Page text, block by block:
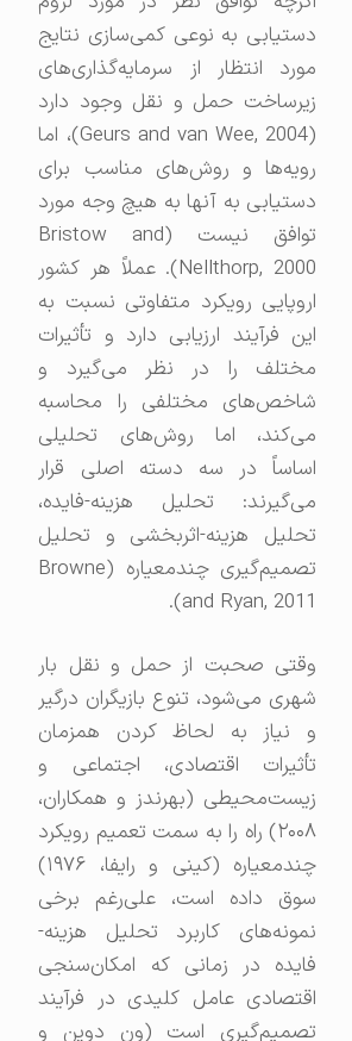
دستیابی به نوعی کمی‌سازی نتایج
مورد انتظار از سرمایه‌گذاری‌های
زیرساخت حمل و نقل وجود دارد
(Geurs and van Wee, 2004)، اما
رویه‌ها و روش‌های مناسب برای
دستیابی به آنها به هیچ وجه مورد
توافق نیست (Bristow and
Nellthorp, 2000). عملاً هر کشور
اروپایی رویکرد متفاوتی نسبت به
این فرآیند ارزیابی دارد و تأثیرات
مختلف را در نظر می‌گیرد و
شاخص‌های مختلفی را محاسبه
می‌کند، اما روش‌های تحلیلی
اساساً در سه دسته اصلی قرار
می‌گیرند: تحلیل هزینه-فایده،
تحلیل هزینه-اثربخشی و تحلیل
تصمیم‌گیری چندمعیاره (Browne
and Ryan, 2011).
وقتی صحبت از حمل و نقل بار
شهری می‌شود، تنوع بازیگران درگیر
و نیاز به لحاظ کردن همزمان
تأثیرات اقتصادی، اجتماعی و
زیست‌محیطی (بهرندز و همکاران،
۲۰۰۸) راه را به سمت تعمیم رویکرد
چندمعیاره (کینی و رایفا، ۱۹۷۶)
سوق داده است، علی‌رغم برخی
نمونه‌های کاربرد تحلیل هزینه-
فایده در زمانی که امکان‌سنجی
اقتصادی عامل کلیدی در فرآیند
تصمیم‌گیری است (ون دوین و